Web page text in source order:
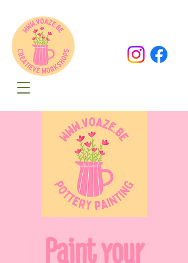
Paint your